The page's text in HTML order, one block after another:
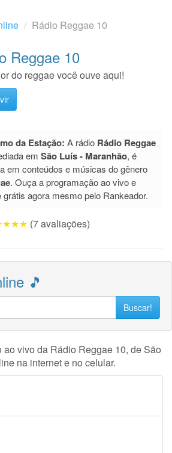
Rádio Reggae 10
Reggae 10
do reggae você ouve aqui!
da Estação: A rádio Rádio Reggae
em São Luís - Maranhão, é
em conteúdos e músicas do gênero
. Ouça a programação ao vivo e
grátis agora mesmo pelo Rankeador.
(7 avaliações)
🎵
Buscar!
ao vivo da Rádio Reggae 10, de São
na internet e no celular.